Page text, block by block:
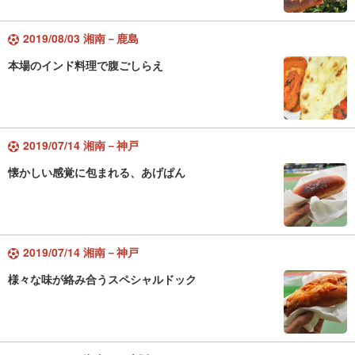
2019/08/03 湘南－鹿島
本場のインド料理で腹ごしらえ
2019/07/14 湘南－神戸
懐かしい感覚に包まれる、あげぱん
2019/07/14 湘南－神戸
様々な味が絡み合うスペシャルドック